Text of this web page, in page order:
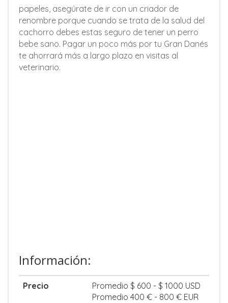
papeles, asegúrate de ir con un criador de
renombre porque cuando se trata de la salud del
cachorro debes estas seguro de tener un perro
bebe sano. Pagar un poco más por tu Gran Danés
te ahorrará más a largo plazo en visitas al
veterinario.
Información:
Precio
Promedio $ 600 - $ 1000 USD
Promedio 400 € - 800 € EUR